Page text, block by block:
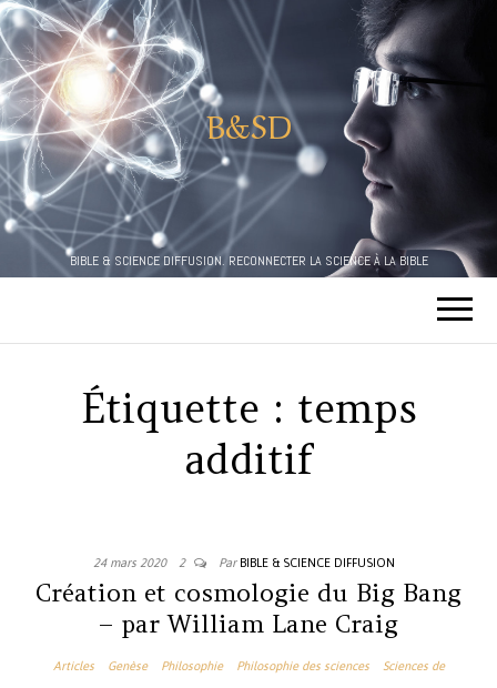
B&SD
BIBLE & SCIENCE DIFFUSION. RECONNECTER LA SCIENCE À LA BIBLE
Étiquette : temps
additif
24 mars 2020 2 Par BIBLE & SCIENCE DIFFUSION
Création et cosmologie du Big Bang
– par William Lane Craig
Articles Genèse Philosophie Philosophie des sciences Sciences de